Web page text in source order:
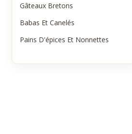
Gâteaux Bretons
Babas Et Canelés
Pains D'épices Et Nonnettes